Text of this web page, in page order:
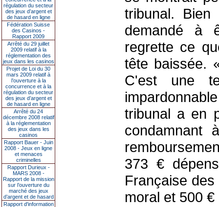
régulation du secteur
des jeux d’argent et
de hasard en ligne
Fédération Suisse
des Casinos -
Rapport 2009
Arrêté du 29 juillet
2009 relatif à la
réglementation des
jeux dans les casinos
Projet de Loi du 30
mars 2009 relatif à
l’ouverture à la
concurrence et à la
régulation du secteur
des jeux d’argent et
de hasard en ligne
Arrêté du 24
décembre 2008 relatif
à la réglementation
des jeux dans les
casinos
Rapport Bauer - Juin
2008 - Jeux en ligne
et menaces
criminelles
Rapport Durieux -
MARS 2008 -
Rapport de la mission
sur l’ouverture du
marché des jeux
d’argent et de hasard
Rapport d'information
tribunal.
demandé à
regrette ce
tête baissée.
C'est une
tribunal a en
373 €
Française
moral et 500